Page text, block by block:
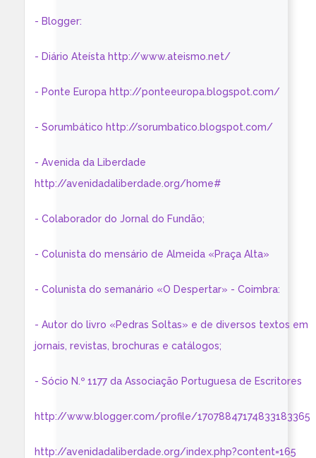
- Blogger:
- Diário Ateísta http://www.ateismo.net/
- Ponte Europa http://ponteeuropa.blogspot.com/
- Sorumbático http://sorumbatico.blogspot.com/
- Avenida da Liberdade
http://avenidadaliberdade.org/home#
- Colaborador do Jornal do Fundão;
- Colunista do mensário de Almeida «Praça Alta»
- Colunista do semanário «O Despertar» - Coimbra:
- Autor do livro «Pedras Soltas» e de diversos textos em
jornais, revistas, brochuras e catálogos;
- Sócio N.º 1177 da Associação Portuguesa de Escritores
http://www.blogger.com/profile/17078847174833183365
http://avenidadaliberdade.org/index.php?content=165